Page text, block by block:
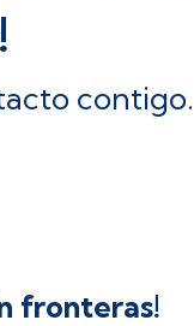
contigo.
fronteras!